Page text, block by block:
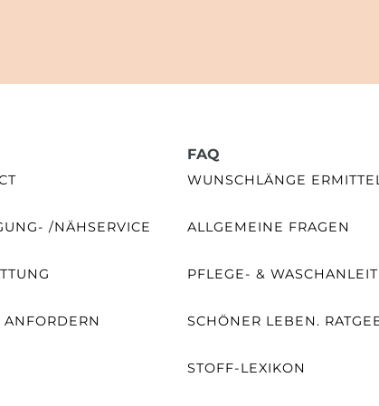
/NÄHSERVICE
FAQ
WUNSCHLÄNGE
ALLGEMEINE FRAGEN
PFLEGE- &
SCHÖNER LEBEN.
STOFF-LEXIKON